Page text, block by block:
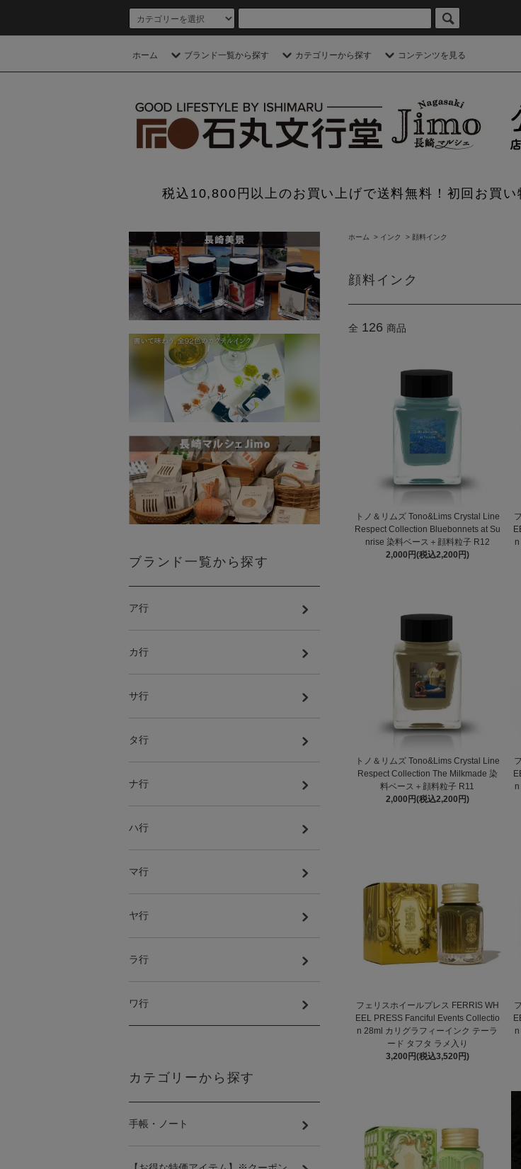
ホーム ブランド一覧から探す カテゴリーから探す コンテンツを見る
税込10,800円以上のお買い上げで送料無料！初回お買
ホーム > インク > 顔料インク
顔料インク
全 126 商品
トノ＆リムズ Tono&Lims Crystal Line
Respect Collection Bluebonnets at Su
nrise 染料ベース＋顔料粒子 R12
2,000円(税込2,200円)
トノ＆リムズ Tono&Lims Crystal Line
Respect Collection The Milkmade 染
料ベース＋顔料粒子 R11
2,000円(税込2,200円)
フェリスホイールプレス FERRIS WH
EEL PRESS Fanciful Events Collectio
n 28ml カリグラフィーインク テーラ
ード タフタ ラメ入り
3,200円(税込3,520円)
ブランド一覧から探す
ア行
カ行
サ行
タ行
ナ行
ハ行
マ行
ヤ行
ラ行
ワ行
カテゴリーから探す
手帳・ノート